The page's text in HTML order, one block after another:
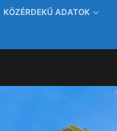
KÖZÉRDEKŰ ADATOK